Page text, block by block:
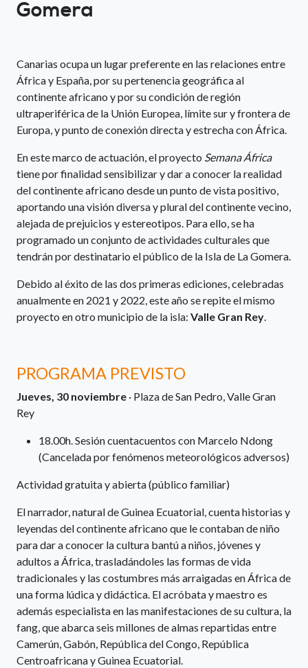
Gomera
Canarias ocupa un lugar preferente en las relaciones entre
África y España, por su pertenencia geográfica al
continente africano y por su condición de región
ultraperiférica de la Unión Europea, límite sur y frontera de
Europa, y punto de conexión directa y estrecha con África.
En este marco de actuación, el proyecto Semana África
tiene por finalidad sensibilizar y dar a conocer la realidad
del continente africano desde un punto de vista positivo,
aportando una visión diversa y plural del continente vecino,
alejada de prejuicios y estereotipos. Para ello, se ha
programado un conjunto de actividades culturales que
tendrán por destinatario el público de la Isla de La Gomera.
Debido al éxito de las dos primeras ediciones, celebradas
anualmente en 2021 y 2022, este año se repite el mismo
proyecto en otro municipio de la isla: Valle Gran Rey.
PROGRAMA PREVISTO
Jueves, 30 noviembre · Plaza de San Pedro, Valle Gran
Rey
18.00h. Sesión cuentacuentos con Marcelo Ndong
(Cancelada por fenómenos meteorológicos adversos)
Actividad gratuita y abierta (público familiar)
El narrador, natural de Guinea Ecuatorial, cuenta historias y
leyendas del continente africano que le contaban de niño
para dar a conocer la cultura bantú a niños, jóvenes y
adultos a África, trasladándoles las formas de vida
tradicionales y las costumbres más arraigadas en África de
una forma lúdica y didáctica. El acróbata y maestro es
además especialista en las manifestaciones de su cultura, la
fang, que abarca seis millones de almas repartidas entre
Camerún, Gabón, República del Congo, República
Centroafricana y Guinea Ecuatorial.